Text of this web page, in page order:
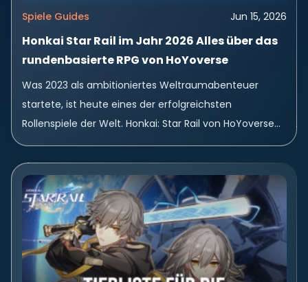
Spiele Guides Jun 15, 2026
Honkai Star Rail im Jahr 2026 Alles über das
rundenbasierte RPG von HoYoverse
Was 2023 als ambitioniertes Weltraumabenteuer
startete, ist heute eines der erfolgreichsten
Rollenspiele der Welt. Honkai: Star Rail von HoYoverse
hat seit dem Release am 26. April 2023 mehr als 150...